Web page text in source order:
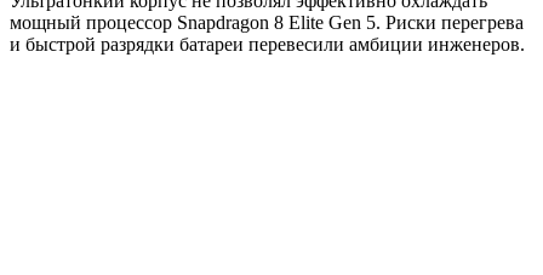
мощный процессор Snapdragon 8 Elite Gen 5. Риски перегрева
и быстрой разрядки батареи перевесили амбиции инженеров.